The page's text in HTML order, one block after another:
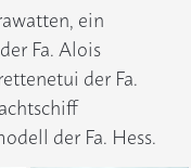
ein
Fa. Alois
der Fa.
der Fa. Hess.